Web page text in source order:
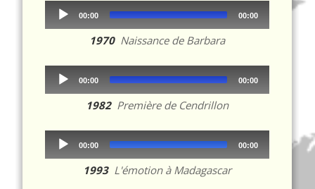
Audio
00:00 00:00
1970Naissance de Barbara
Audio
00:00 00:00
1982Première de Cendrillon
Audio
00:00 00:00
1993L'émotion à Madagascar